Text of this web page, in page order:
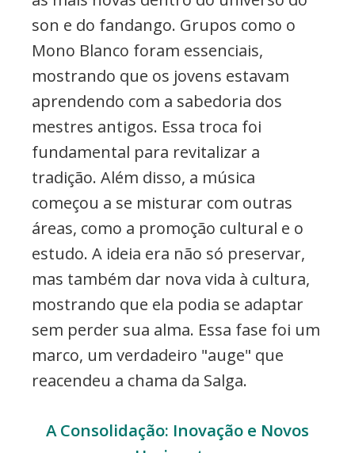
son e do fandango. Grupos como o
Mono Blanco foram essenciais,
mostrando que os jovens estavam
aprendendo com a sabedoria dos
mestres antigos. Essa troca foi
fundamental para revitalizar a
tradição. Além disso, a música
começou a se misturar com outras
áreas, como a promoção cultural e o
estudo. A ideia era não só preservar,
mas também dar nova vida à cultura,
mostrando que ela podia se adaptar
sem perder sua alma. Essa fase foi um
marco, um verdadeiro "auge" que
reacendeu a chama da Salga.
A Consolidação: Inovação e Novos